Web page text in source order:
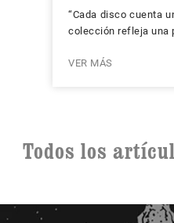
“Cada disco cuenta
colección refleja una
VER MÁS
Todos los